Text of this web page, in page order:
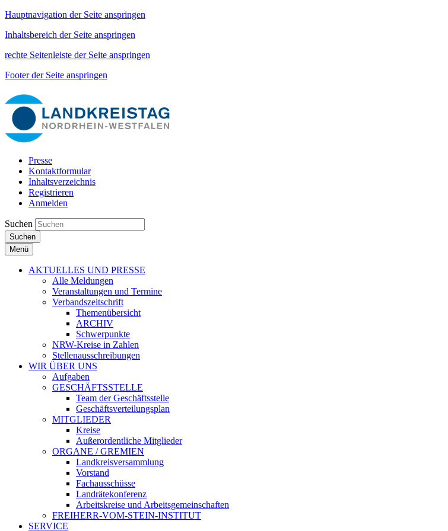
Hauptnavigation der Seite anspringen
Inhaltsbereich der Seite anspringen
rechte Seitenleiste der Seite anspringen
Footer der Seite anspringen
Presse
Kontaktformular
Inhaltsverzeichnis
Registrieren
Anmelden
Suchen
Suchen
Menü
AKTUELLES UND PRESSE
Alle Meldungen
Veranstaltungen und Termine
Verbandszeitschrift
Themenübersicht
ARCHIV
Schwerpunkte
NRW-Kreise in Zahlen
Stellenausschreibungen
WIR ÜBER UNS
Aufgaben
GESCHÄFTSSTELLE
Team der Geschäftsstelle
Geschäftsverteilungsplan
MITGLIEDER
Kreise
Außerordentliche Mitglieder
ORGANE / GREMIEN
Landkreisversammlung
Vorstand
Fachausschüsse
Landrätekonferenz
Arbeitskreise und Arbeitsgemeinschaften
FREIHERR-VOM-STEIN-INSTITUT
SERVICE